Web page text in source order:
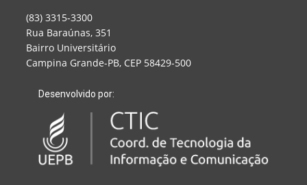
(83) 3315-3300
Rua Baraúnas, 351
Bairro Universitário
Campina Grande-PB, CEP 58429-500
Desenvolvido por: